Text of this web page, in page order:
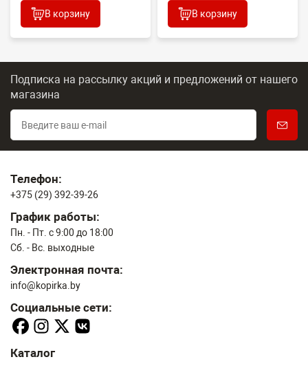
В корзину В корзину
Подписка на рассылку акций и предложений от нашего
магазина
Телефон:
+375 (29) 392-39-26
График работы:
Пн. - Пт. с 9:00 до 18:00
Сб. - Вс. выходные
Электронная почта:
info@kopirka.by
Социальные сети:
Каталог